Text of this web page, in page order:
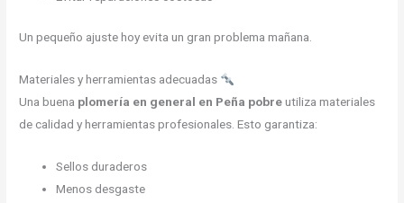
Un pequeño ajuste hoy evita un gran problema mañana.
Materiales y herramientas adecuadas
Una buena plomería en general en Peña pobreutiliza materiales
de calidad y herramientas profesionales. Esto garantiza:
Sellos duraderos
Menos desgaste